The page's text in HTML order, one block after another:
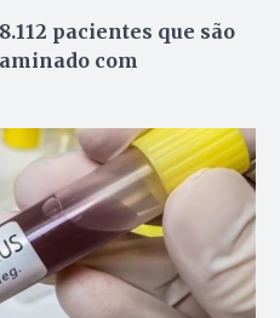
pacientes que são
com